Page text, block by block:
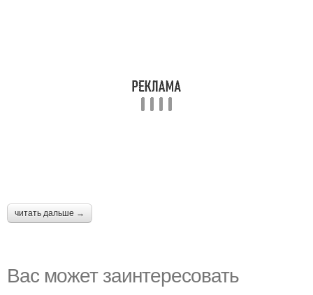
читать дальше →
Вас может заинтересовать